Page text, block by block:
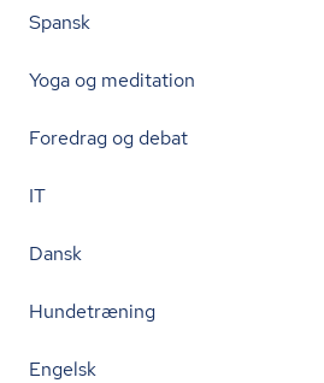
Spansk
Yoga og meditation
Foredrag og debat
IT
Dansk
Hundetræning
Engelsk